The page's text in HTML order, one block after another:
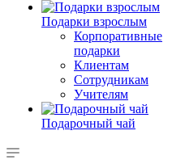
Подарки взрослым
Корпоративные
подарки
Клиентам
Сотрудникам
Учителям
Подарочный чай